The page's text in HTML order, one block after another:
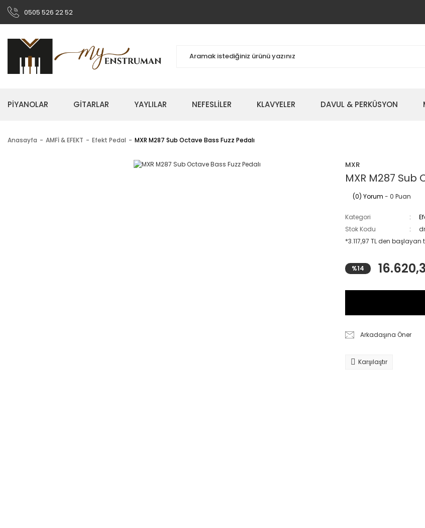
0505 526 22 52
PİYANOLAR GİTARLAR YAYLILAR NEFESLİLER KLAVYELER DAVUL & PERKÜSYON
Anasayfa AMFİ & EFEKT Efekt Pedal MXR M287 Sub Octave Bass Fuzz Pedalı
MXR
MXR M287 Sub
(0) Yorum - 0 Puan
Kategori
Stok Kodu
*3.117,97 TL den başlayan
%14
Arkadaşına Öner
Karşılaştır